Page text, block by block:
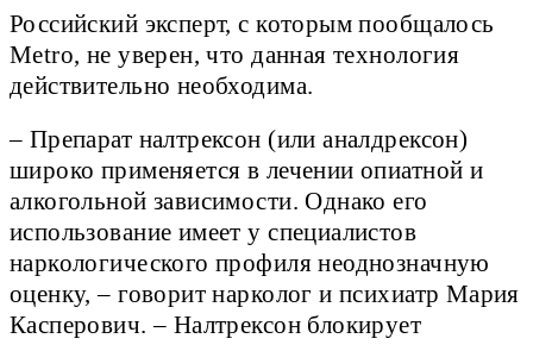
Российский эксперт, с которым пообщалось
Metro, не уверен, что данная технология
действительно необходима.
– Препарат налтрексон (или аналдрексон)
широко применяется в лечении опиатной и
алкогольной зависимости. Однако его
использование имеет у специалистов
наркологического профиля неоднозначную
оценку, – говорит нарколог и психиатр Мария
Касперович. – Налтрексон блокирует